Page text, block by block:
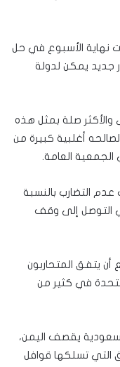
نهاية الأسبوع في حل
جديد يمكن لدولة
والأكثر صلة بمثل هذه
أغلبية كبيرة من
الجمعية العامة.
عدم التضارب بالنسبة
التوصل إلى وقف
يتفق المتحاربون
في كثير من
يقصف اليمن،
التي تسلكها قوافل